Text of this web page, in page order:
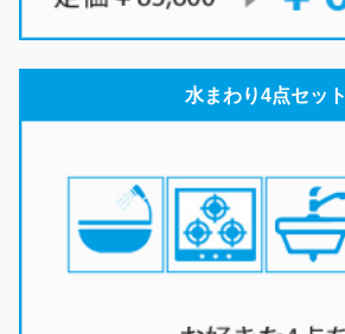
水まわり4点セット